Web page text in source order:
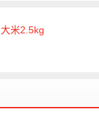
米2.5kg